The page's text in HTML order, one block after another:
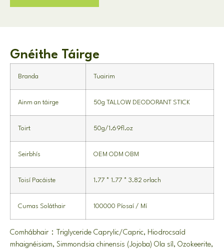
Gnéithe Táirge
Branda Tuairim
Ainm an táirge 50g TALLOW DEODORANT STICK
Toirt 50g/1.69fl.oz
Seirbhís OEM ODM OBM
Toisí Pacáiste 1.77 * 1.77 * 3.82 orlach
Cumas Soláthair 100000 Píosaí / Mí
Comhábhair：Triglyceride Caprylic/Capric, Hiodrocsaíd
mhaignéisiam, Simmondsia chinensis (Jojoba) Ola síl, Ozokeerite,